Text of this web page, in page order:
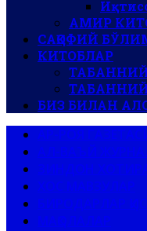
АМИР
САҚОФИЙ
КИТОБЛАР
БИЗ БИЛАН